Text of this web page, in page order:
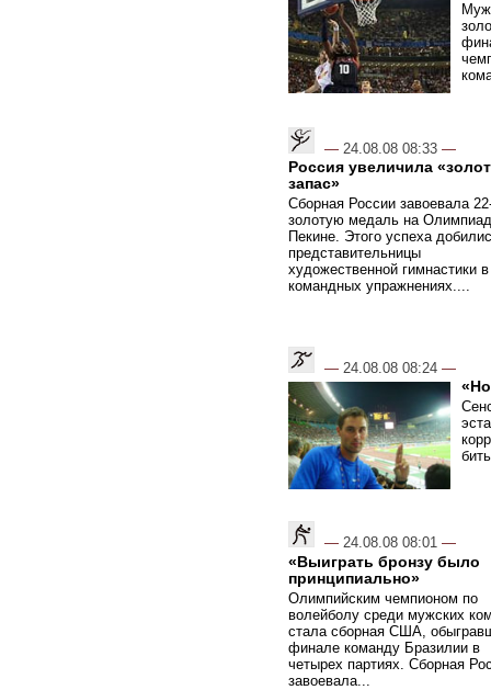
— 24.08.08 08:33 —
Россия увеличила
запас»
Сборная России завоевала
золотую медаль на
Пекине. Этого успеха
представительницы
художественной гимнастики в
командных упражнениях....
— 24.08.08 08:24 —
— 24.08.08 08:01 —
«Выиграть бронзу было
принципиально»
Олимпийским чемпионом по
волейболу среди мужских
стала сборная США,
финале команду Бразилии в
четырех партиях. Сборная
завоевала...